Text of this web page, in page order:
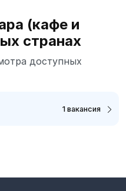
(кафе и
странах
доступных
1 вакансия